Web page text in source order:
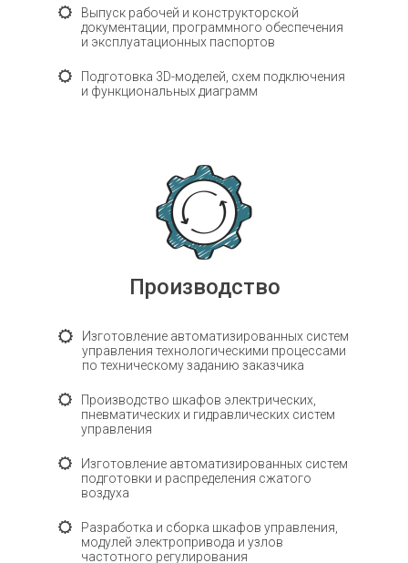
Производство
Подготовка 3D-моделей, схем подключения
и функциональных диаграмм
Выпуск рабочей и конструкторской
документации, программного обеспечения
и эксплуатационных паспортов
Изготовление автоматизированных систем
управления технологическими процессами
по техническому заданию заказчика
Производство шкафов электрических,
пневматических и гидравлических систем
управления
Разработка и сборка шкафов управления,
модулей электропривода и узлов
частотного регулирования
Изготовление автоматизированных систем
подготовки и распределения сжатого
воздуха